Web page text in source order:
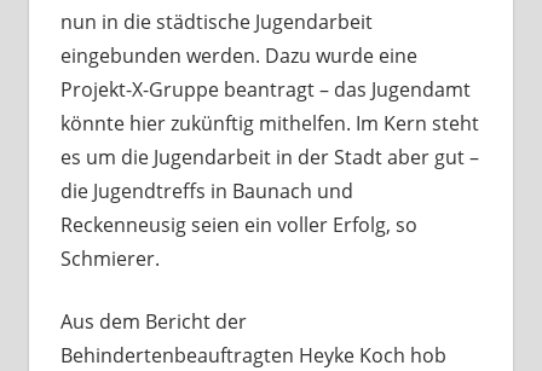
nun in die städtische Jugendarbeit
eingebunden werden. Dazu wurde eine
Projekt-X-Gruppe beantragt – das Jugendamt
könnte hier zukünftig mithelfen. Im Kern steht
es um die Jugendarbeit in der Stadt aber gut –
die Jugendtreffs in Baunach und
Reckenneusig seien ein voller Erfolg, so
Schmierer.
Aus dem Bericht der
Behindertenbeauftragten Heyke Koch hob